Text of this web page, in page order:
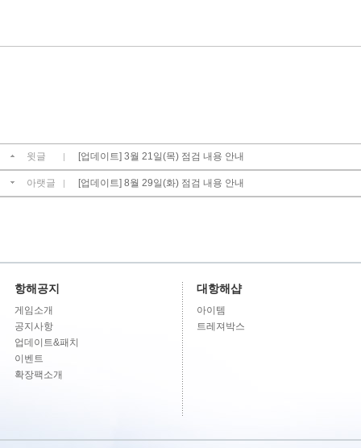
윗글 | [업데이트] 3월 21일(목) 점검 내용 안내
아랫글 | [업데이트] 8월 29일(화) 점검 내용 안내
항해공지
게임소개
공지사항
업데이트&패치
이벤트
확장팩소개
대항해샵
아이템
트레져박스